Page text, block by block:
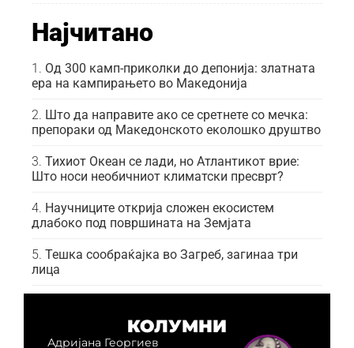
Најчитано
Од 300 камп-приколки до депонија: златната
ера на кампирањето во Македонија
Што да направите ако се сретнете со мечка:
препораки од Македонското еколошко друштво
Тихиот Океан се лади, но Атлантикот врие:
Што носи необичниот климатски пресврт?
Научниците открија сложен екосистем
длабоко под површината на Земјата
Тешка сообраќајка во Загреб, загинаа три
лица
КОЛУМНИ
Адријана Георгиев